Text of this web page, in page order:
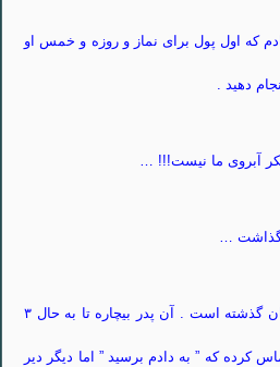
که اول پول برای نماز و روزه و خمس او
دهید .
فکر آبروی ما نیست!!! …
گذاشت …
الان چند ماهی است از آن دوران گذشته است . آن پدر بیچاره تا به حال ۳
کرده که ” به دادم برسید ” اما دیگر دیر